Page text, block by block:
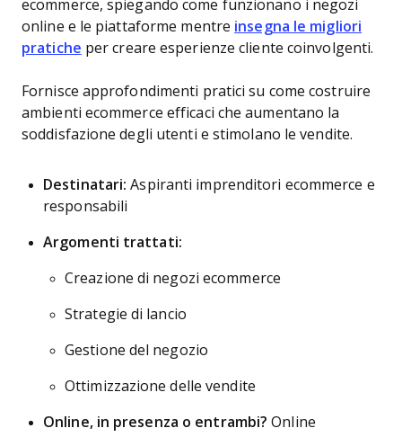
ecommerce, spiegando come funzionano i negozi
online e le piattaforme mentre insegna le migliori
pratiche per creare esperienze cliente coinvolgenti.
Fornisce approfondimenti pratici su come costruire
ambienti ecommerce efficaci che aumentano la
soddisfazione degli utenti e stimolano le vendite.
Destinatari: Aspiranti imprenditori ecommerce e
responsabili
Argomenti trattati:
Creazione di negozi ecommerce
Strategie di lancio
Gestione del negozio
Ottimizzazione delle vendite
Online, in presenza o entrambi? Online